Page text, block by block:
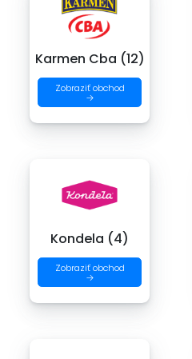
Karmen Cba (12)
Zobraziť obchod
→
Kondela (4)
Zobraziť obchod
→